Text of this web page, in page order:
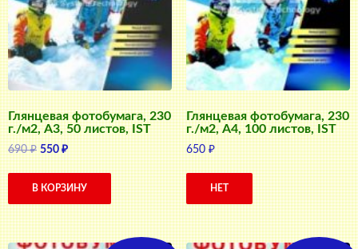
Глянцевая фотобумага, 230
г./м2, A3, 50 листов, IST
690₽ Первоначальная
цена
составляла
550₽Текущая
цена:
550 ₽.
В КОРЗИНУ
Глянцевая фотобумага, 230
г./м2, A4, 100 листов, IST
650₽
НЕТ